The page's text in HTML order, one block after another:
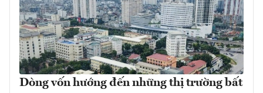
Dòng vốn hướng đến những thị trường bất